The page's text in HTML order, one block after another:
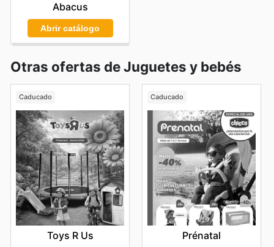
Abacus
Abrir catálogo
Otras ofertas de Juguetes y bebés
Caducado
Toys R Us
Caducado
Prénatal